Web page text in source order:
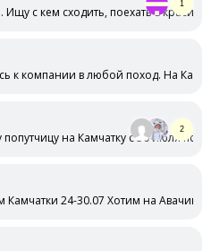
с кем сходить, поехать в
1
к компании в любой поход. На
на Камчатку с 30 июля по 10
2
24-30.07 Хотим на